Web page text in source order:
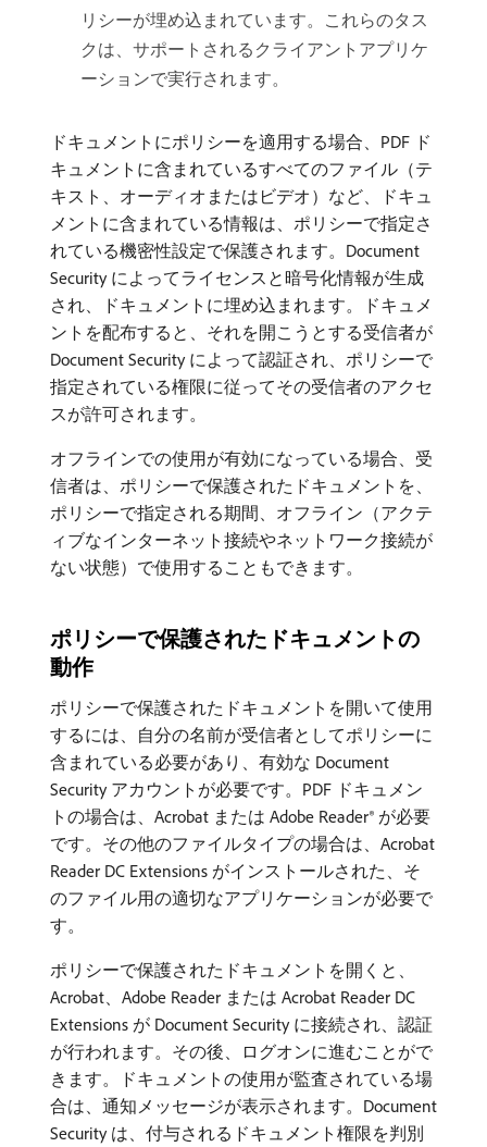
リシーが埋め込まれています。これらのタス
クは、サポートされるクライアントアプリケ
ーションで実行されます。
ドキュメントにポリシーを適用する場合、PDF ド
キュメントに含まれているすべてのファイル（テ
キスト、オーディオまたはビデオ）など、ドキュ
メントに含まれている情報は、ポリシーで指定さ
れている機密性設定で保護されます。Document
Security によってライセンスと暗号化情報が生成
され、ドキュメントに埋め込まれます。ドキュメ
ントを配布すると、それを開こうとする受信者が
Document Security によって認証され、ポリシーで
指定されている権限に従ってその受信者のアクセ
スが許可されます。
オフラインでの使用が有効になっている場合、受
信者は、ポリシーで保護されたドキュメントを、
ポリシーで指定される期間、オフライン（アクテ
ィブなインターネット接続やネットワーク接続が
ない状態）で使用することもできます。
ポリシーで保護されたドキュメントの
動作
ポリシーで保護されたドキュメントを開いて使用
するには、自分の名前が受信者としてポリシーに
含まれている必要があり、有効な Document
Security アカウントが必要です。PDF ドキュメン
トの場合は、Acrobat または Adobe Reader® が必要
です。その他のファイルタイプの場合は、Acrobat
Reader DC Extensions がインストールされた、そ
のファイル用の適切なアプリケーションが必要で
す。
ポリシーで保護されたドキュメントを開くと、
Acrobat、Adobe Reader または Acrobat Reader DC
Extensions が Document Security に接続され、認証
が行われます。その後、ログオンに進むことがで
きます。ドキュメントの使用が監査されている場
合は、通知メッセージが表示されます。Document
Security は、付与されるドキュメント権限を判別